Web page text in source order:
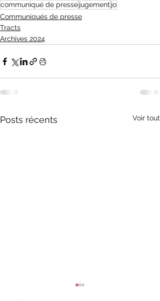
communiqué de pressejugementjo
Communiqués de presse
Tracts
Archives 2024
Posts récents Voir tout